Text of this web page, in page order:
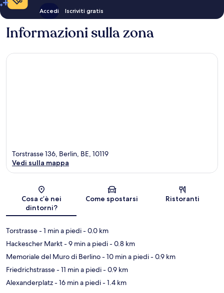
Accedi Iscriviti gratis
Informazioni sulla zona
Mappa
Torstrasse 136, Berlin, BE, 10119
Vedi sulla mappa
Cosa c’è nei
dintorni?
Come spostarsi Ristoranti
Torstrasse- 1 min a piedi- 0.0 km
Hackescher Markt- 9 min a piedi- 0.8 km
Memoriale del Muro di Berlino- 10 min a piedi- 0.9 km
Friedrichstrasse- 11 min a piedi- 0.9 km
Alexanderplatz- 16 min a piedi- 1.4 km